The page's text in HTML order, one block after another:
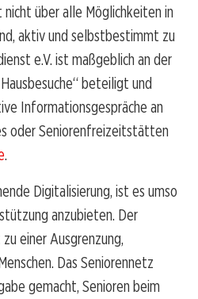
über alle Möglichkeiten in
aktiv und selbstbestimmt zu
e.V. ist maßgeblich an der
beteiligt und
Informationsgespräche an
oder Seniorenfreizeitstätten
.
Digitalisierung, ist es umso
anzubieten. Der
einer Ausgrenzung,
Das Seniorennetz
gemacht, Senioren beim